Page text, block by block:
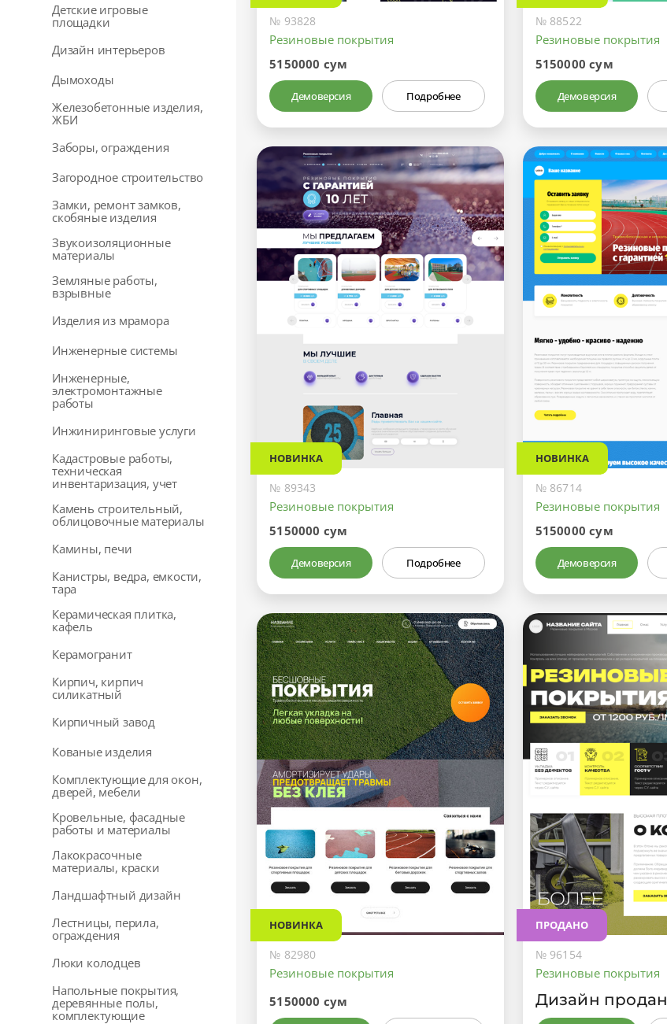
Детские игровые
площадки
Дизайн интерьеров
Дымоходы
Железобетонные изделия,
ЖБИ
Заборы, ограждения
Загородное строительство
Замки, ремонт замков,
скобяные изделия
Звукоизоляционные
материалы
Земляные работы,
взрывные
Изделия из мрамора
Инженерные системы
Инженерные,
электромонтажные
работы
Инжиниринговые услуги
Кадастровые работы,
техническая
инвентаризация, учет
Камень строительный,
облицовочные материалы
Камины, печи
Канистры, ведра, емкости,
тара
Керамическая плитка,
кафель
Керамогранит
Кирпич, кирпич
силикатный
Кирпичный завод
Кованые изделия
Комплектующие для окон,
дверей, мебели
Кровельные, фасадные
работы и материалы
Лакокрасочные
материалы, краски
Ландшафтный дизайн
Лестницы, перила,
ограждения
Люки колодцев
Напольные покрытия,
деревянные полы,
комплектующие
№ 93828
Резиновые покрытия
5150000 сум
Демоверсия Подробнее
№ 88522
Резиновые покрытия
5150000 сум
Демоверсия
НОВИНКА
№ 89343
Резиновые покрытия
5150000 сум
Демоверсия Подробнее
НОВИНКА
№ 86714
Резиновые покрытия
5150000 сум
Демоверсия
НОВИНКА
№ 82980
Резиновые покрытия
5150000 сум
ПРОДАНО
№ 96154
Резиновые покрытия
Дизайн продан